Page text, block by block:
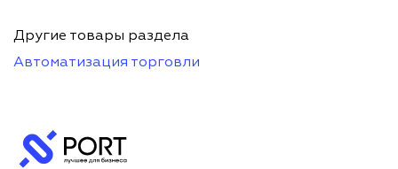
Другие товары раздела
Автоматизация торговли